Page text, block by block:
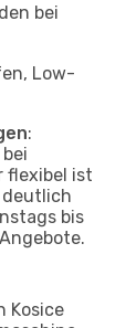
bei
Low-
:
flexibel ist
bis
Kosice